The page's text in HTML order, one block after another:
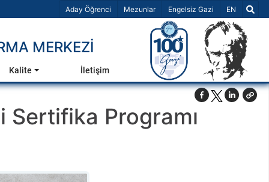
Aday Öğrenci Mezunlar Engelsiz Gazi Dil Seçiniz
EN
MERKEZİ
Kalite İletişim
Sertifika Programı